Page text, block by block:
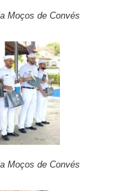
Moços de Convés
Moços de Convés